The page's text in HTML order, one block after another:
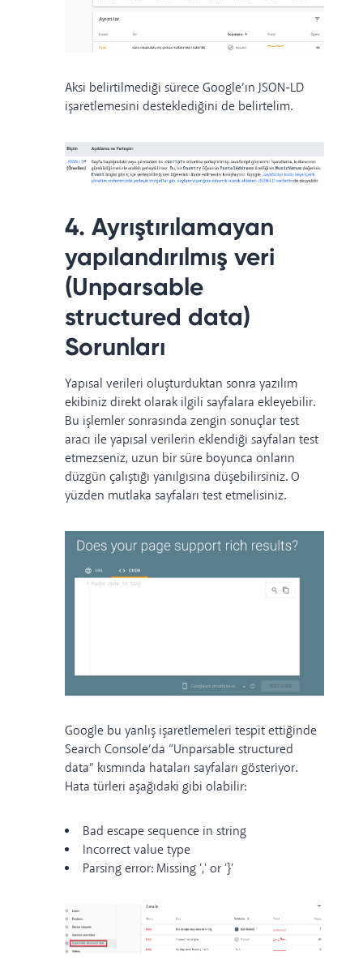
Aksi belirtilmediği sürece Google’ın JSON-LD
işaretlemesini desteklediğini de belirtelim.
4. Ayrıştırılamayan
yapılandırılmış veri
(Unparsable
structured data)
Sorunları
Yapısal verileri oluşturduktan sonra yazılım
ekibiniz direkt olarak ilgili sayfalara ekleyebilir.
Bu işlemler sonrasında zengin sonuçlar test
aracı ile yapısal verilerin eklendiği sayfaları test
etmezseniz, uzun bir süre boyunca onların
düzgün çalıştığı yanılgısına düşebilirsiniz. O
yüzden mutlaka sayfaları test etmelisiniz.
Google bu yanlış işaretlemeleri tespit ettiğinde
Search Console’da “Unparsable structured
data” kısmında hataları sayfaları gösteriyor.
Hata türleri aşağıdaki gibi olabilir:
Bad escape sequence in string
Incorrect value type
Parsing error: Missing ',' or '}'